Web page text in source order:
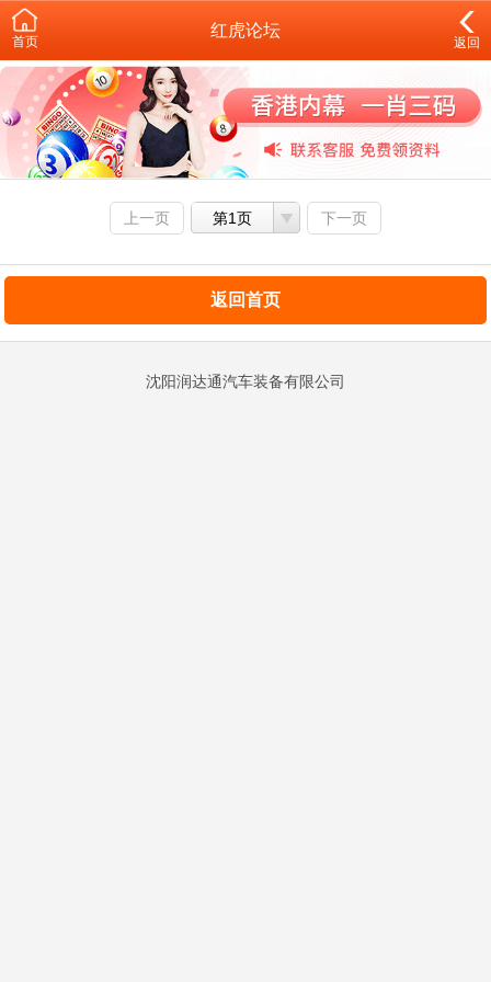
首页
红虎论坛
返回
上一页 第1页 下一页
返回首页
沈阳润达通汽车装备有限公司